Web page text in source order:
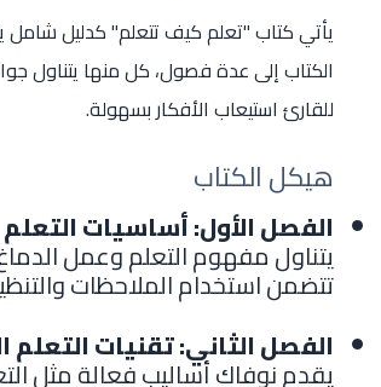
يأتي كتاب "تعلم كيف تتعلم" كدليل شامل
الكتاب إلى عدة فصول، كل منها يتناول
للقارئ استيعاب الأفكار بسهولة.
هيكل الكتاب
الفصل الأول: أساسيات التعلم
يتناول مفهوم التعلم وعمل
تتضمن استخدام الملاحظات
الفصل الثاني: تقنيات التعلم
يقدم نوفاك أساليب فعالة مثل